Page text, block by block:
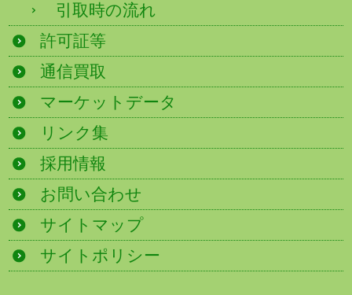
引取時の流れ
許可証等
通信買取
マーケットデータ
リンク集
採用情報
お問い合わせ
サイトマップ
サイトポリシー